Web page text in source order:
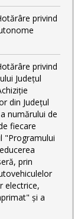
privind
privind
Județul
din Județul
numărului de
fiecare
"Programului
prin
electrice,
și a